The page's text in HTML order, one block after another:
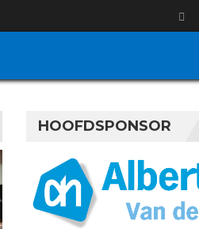
HOOFDSPONSOR